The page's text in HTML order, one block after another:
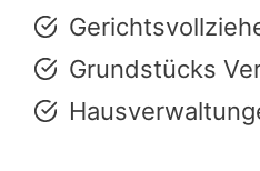
Grundstücks